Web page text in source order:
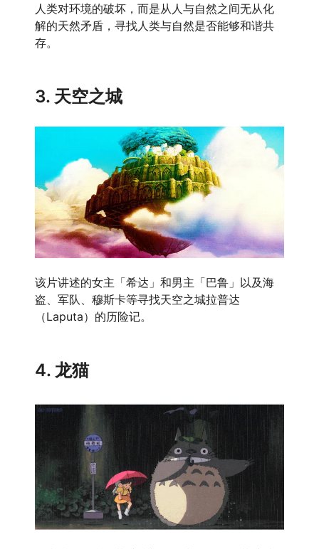
人类对环境的破坏，而是从人与自然之间无从化
解的天然矛盾，寻找人类与自然是否能够和谐共
存。
3. 天空之城
该片讲述的女主「希达」和男主「巴鲁」以及海
盗、军队、穆斯卡等寻找天空之城拉普达
（Laputa）的历险记。
4. 龙猫